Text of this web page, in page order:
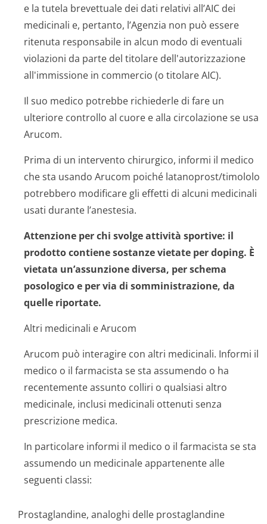
e la tutela brevettuale dei dati relativi all’AIC dei
medicinali e, pertanto, l’Agenzia non può essere
ritenuta responsabile in alcun modo di eventuali
violazioni da parte del titolare dell'autorizzazione
all'immissione in commercio (o titolare AIC).
Il suo medico potrebbe richiederle di fare un
ulteriore controllo al cuore e alla circolazione se usa
Arucom.
Prima di un intervento chirurgico, informi il medico
che sta usando Arucom poiché latanoprost/ti­mololo
potrebbero modificare gli effetti di alcuni medicinali
usati durante l’anestesia.
Attenzione per chi svolge attività sportive: il
prodotto contiene sostanze vietate per doping. È
vietata un’assunzione diversa, per schema
posologico e per via di somministrazione, da
quelle riportate.
Altri medicinali e Arucom
Arucom può interagire con altri medicinali. Informi il
medico o il farmacista se sta assumendo o ha
recentemente assunto colliri o qualsiasi altro
medicinale, inclusi medicinali ottenuti senza
prescrizione medica.
In particolare informi il medico o il farmacista se sta
assumendo un medicinale appartenente alle
seguenti classi:
Prostaglandine, analoghi delle prostaglandine